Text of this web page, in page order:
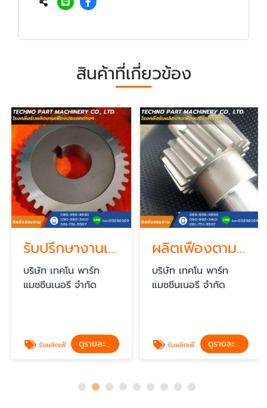
สินค้าที่เกี่ยวข้อง
รับปรึกษางานเฟือง
บริษัท เทคโน พาร์ท
แมชชีนเนอรี จำกัด
รับผลิตเฟือง ดูรายละเอียด
ผลิตเฟืองตามแบบ
บริษัท เทคโน พาร์ท
แมชชีนเนอรี จำกัด
รับผลิตเฟือง ดูรายละเอียด